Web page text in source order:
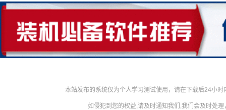
本站发布的系统仅为个人学习测试使用，请在下载后24小
如侵犯到您的权益,请及时通知我们,我们会及时处